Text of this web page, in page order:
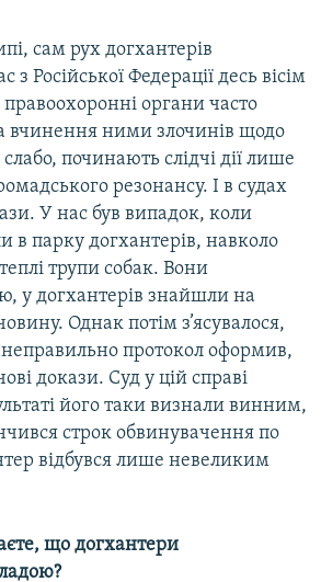
сам рух догхантерів
з Російської Федерації десь вісім
правоохоронні органи часто
вчинення ними злочинів щодо
починають слідчі дії лише
резонансу. І в судах
У нас був випадок, коли
в парку догхантерів, навколо
трупи собак. Вони
у догхантерів знайшли на
Однак потім з’ясувалося,
протокол оформив,
докази. Суд у цій справі
його таки визнали винним,
строк обвинувачення по
відбувся лише невеликим
що догхантери